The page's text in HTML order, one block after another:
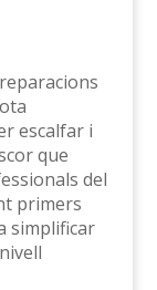
escalfar i
que
del
primers
simplificar